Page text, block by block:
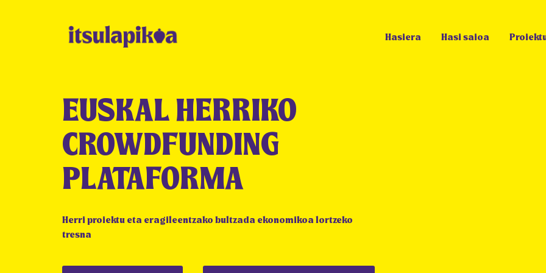
Hasiera Hasi saioa
EUSKAL HERRIKO
CROWDFUNDING
PLATAFORMA
Herri proiektu eta eragileentzako bultzada ekonomikoa lortzeko
tresna